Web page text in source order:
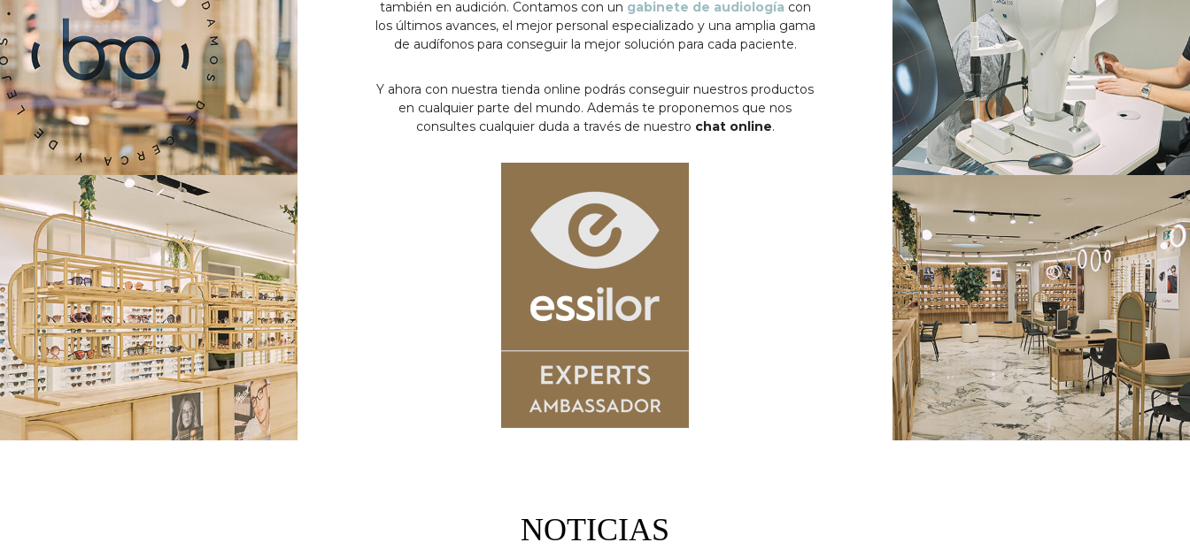
también en audición. Contamos con un gabinete de audiología con
los últimos avances, el mejor personal especializado y una amplia gama
de audífonos para conseguir la mejor solución para cada paciente.
Y ahora con nuestra tienda online podrás conseguir nuestros productos
en cualquier parte del mundo. Además te proponemos que nos
consultes cualquier duda a través de nuestro chat online.
NOTICIAS